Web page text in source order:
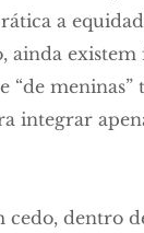
a
ainda
“de meninas”
integrar
dentro